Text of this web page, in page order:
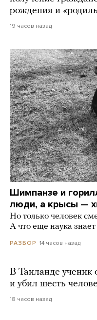
рождения и
19 часов назад
Шимпанзе и
люди, а крысы —
Но только человек
А что еще наука
РАЗБОР 14 часов назад
В Таиланде ученик
и убил шесть
18 часов назад